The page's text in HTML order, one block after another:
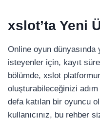
xslot’ta Yeni
Online oyun
isteyenler için, kayıt
bölümde, xslot
oluşturabileceğinizi
defa katılan bir oyuncu
kullanıcınız, bu rehber